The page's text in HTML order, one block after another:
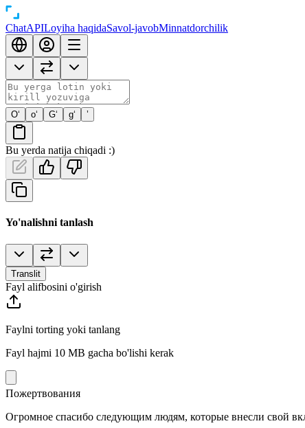
ChatAPILoyiha haqidaSavol-javobMinnatdorchilik
O‘ o‘ G‘ g‘ ’
Bu yerda natija chiqadi :)
Yo'nalishni tanlash
Translit
Fayl alifbosini o'girish
Faylni torting yoki tanlang
Fayl hajmi 10 MB gacha bo'lishi kerak
Пожертвования
Огромное спасибо следующим людям, которые внесли свой